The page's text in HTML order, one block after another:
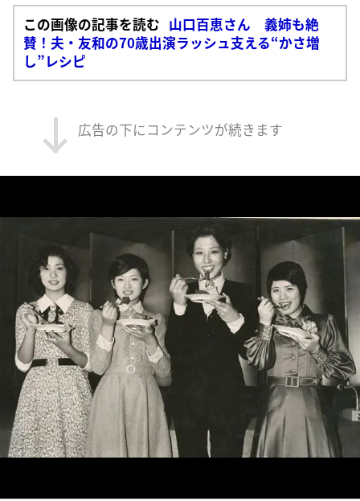
この画像の記事を読む 山口百恵さん 義姉も絶
賛！夫・友和の70歳出演ラッシュ支える“かさ増
し”レシピ
広告の下にコンテンツが続きます